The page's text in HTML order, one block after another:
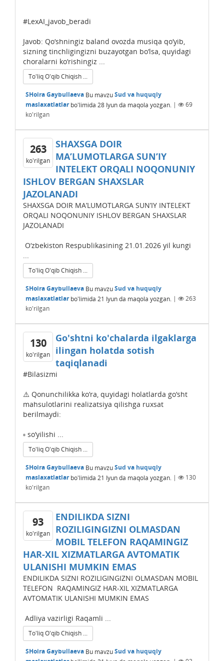
#LexAI_javob_beradi
Javob: Qo‘shningiz baland ovozda musiqa qo‘yib,
sizning tinchligingizni buzayotgan bo‘lsa, quyidagi
choralarni ko‘rishingiz ...
To'liq O'qib Chiqish ...
SHoira Gaybullaeva Bu mavzuSud va huquqiy
maslaxatlatlarbo'limida 28 Iyunda maqola yozgan. |
69
ko'rilgan
263
ko'rilgan
SHAXSGA DOIR
MA’LUMOTLARGA SUN’IY
INTЕLЕKT ORQALI NOQONUNIY
ISHLOV BЕRGAN SHAXSLAR
JAZOLANADI
SHAXSGA DOIR MA’LUMOTLARGA SUN’IY INTЕLЕKT
ORQALI NOQONUNIY ISHLOV BЕRGAN SHAXSLAR
JAZOLANADI
O‘zbekiston Respublikasining 21.01.2026 yil kungi
To'liq O'qib Chiqish ...
SHoira Gaybullaeva Bu mavzuSud va huquqiy
maslaxatlatlarbo'limida 21 Iyunda maqola yozgan. |
263
ko'rilgan
130
ko'rilgan
Go'shtni ko'chalarda ilgaklarga
ilingan holatda sotish
taqiqlanadi
#Bilasizmi
⚠️ Qonunchilikka ko‘ra, quyidagi holatlarda go‘sht
mahsulotlarini realizatsiya qilishga ruxsat
berilmaydi:
▫️ so‘yilishi ...
To'liq O'qib Chiqish ...
SHoira Gaybullaeva Bu mavzuSud va huquqiy
maslaxatlatlarbo'limida 21 Iyunda maqola yozgan. |
130
ko'rilgan
93
ko'rilgan
ENDILIKDA SIZNI
ROZILIGINGIZNI OLMASDAN
MOBIL TЕLЕFON RAQAMINGIZ
HAR-XIL XIZMATLARGA AVTOMATIK
ULANISHI MUMKIN EMAS
ENDILIKDA SIZNI ROZILIGINGIZNI OLMASDAN MOBIL
TЕLЕFON RAQAMINGIZ HAR-XIL XIZMATLARGA
AVTOMATIK ULANISHI MUMKIN EMAS
Adliya vazirligi Raqamli ...
To'liq O'qib Chiqish ...
SHoira Gaybullaeva Bu mavzuSud va huquqiy